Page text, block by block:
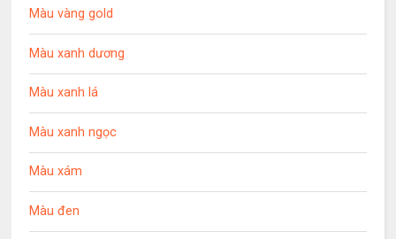
Màu vàng gold
Màu xanh dương
Màu xanh lá
Màu xanh ngọc
Màu xám
Màu đen